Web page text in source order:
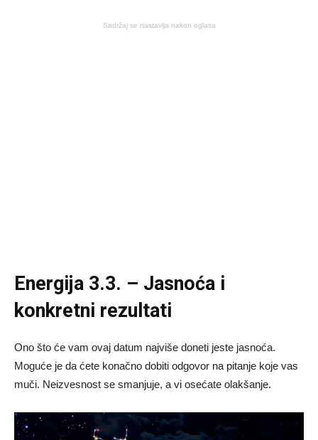
Sadržaj se nastavlja nakon oglasa
Energija 3.3. – Jasnoća i
konkretni rezultati
Ono što će vam ovaj datum najviše doneti jeste jasnoća.
Moguće je da ćete konačno dobiti odgovor na pitanje koje vas
muči. Neizvesnost se smanjuje, a vi osećate olakšanje.